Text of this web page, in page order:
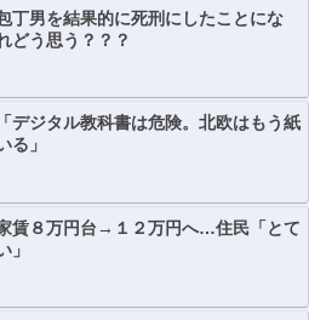
丁男を結果的に死刑にしたことにな
どう思う？？？
デジタル教科書は危険。北欧はもう紙
る」
家賃８万円台→１２万円へ…住民「とて
」